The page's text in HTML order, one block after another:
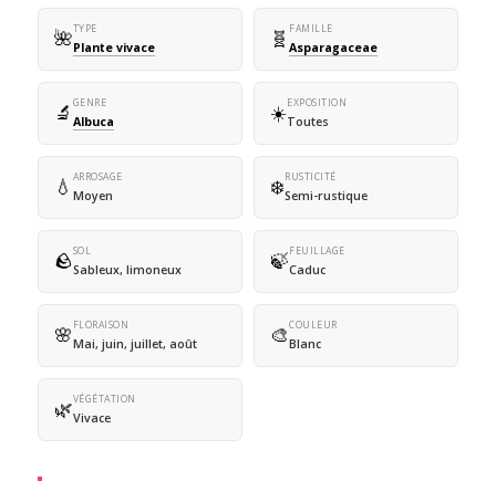
🌺TYPE
Plante vivace 🧬 FAMILLE
Asparagaceae
🔬 GENRE
Albuca ☀️EXPOSITION
Toutes
💧 ARROSAGE
Moyen ❄️RUSTICITÉ
Semi-rustique
🪨SOL
Sableux, limoneux 🍃FEUILLAGE
Caduc
🌸 FLORAISON
Mai, juin, juillet, août 🎨COULEUR
Blanc
🌿VÉGÉTATION
Vivace